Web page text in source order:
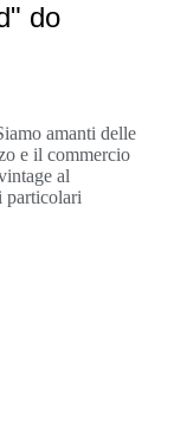
do
amanti delle
e il commercio
al
particolari